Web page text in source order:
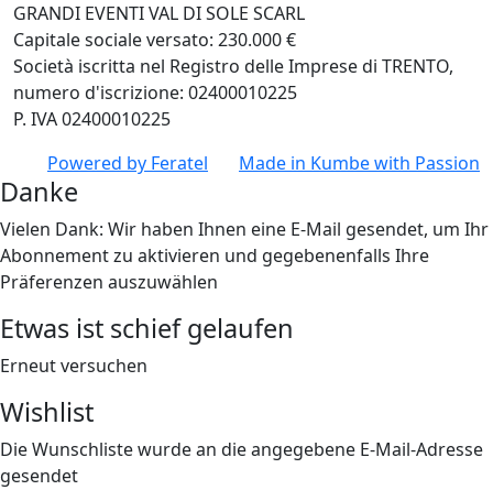
GRANDI EVENTI VAL DI SOLE SCARL
Capitale sociale versato: 230.000 €
Società iscritta nel Registro delle Imprese di TRENTO,
numero d'iscrizione: 02400010225
P. IVA 02400010225
Powered by Feratel Made in Kumbewith Passion
Danke
Vielen Dank: Wir haben Ihnen eine E-Mail gesendet, um Ihr
Abonnement zu aktivieren und gegebenenfalls Ihre
Präferenzen auszuwählen
Etwas ist schief gelaufen
Erneut versuchen
Wishlist
Die Wunschliste wurde an die angegebene E-Mail-Adresse
gesendet